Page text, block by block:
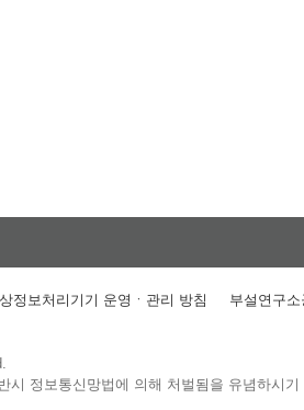
정보처리기기 운영ㆍ관리 방침 부설연구소
정보통신망법에 의해 처벌됨을 유념하시기